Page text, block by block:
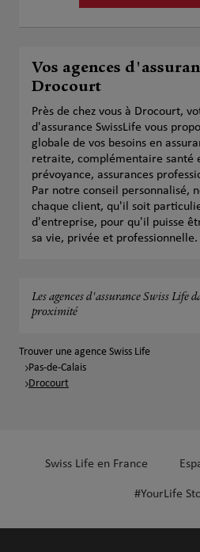
Vos agences
Drocourt
Près de chez vous à Drocourt,
d'assurance SwissLife vous
globale de vos besoins en
retraite, complémentaire santé
prévoyance, assurances
Par notre conseil personnalisé,
chaque client, qu'il soit
d'entreprise, pour qu'il puisse
sa vie, privée et professionnelle.
Les agences d'assurance Swiss Life
proximité
Trouver une agence Swiss Life
Pas-de-Calais
Drocourt
Swiss Life en France
#YourLife